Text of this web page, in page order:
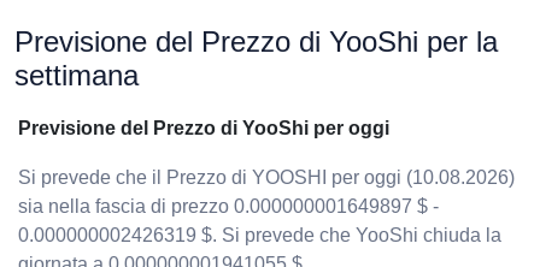
Previsione del Prezzo di YooShi per la
settimana
Previsione del Prezzo di YooShi per oggi
Si prevede che il Prezzo di YOOSHI per oggi (10.08.2026)
sia nella fascia di prezzo 0.000000001649897 $ -
0.000000002426319 $. Si prevede che YooShi chiuda la